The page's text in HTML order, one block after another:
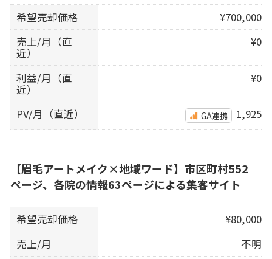
希望売却価格
¥700,000
売上/月（直
近）
¥0
利益/月（直
近）
¥0
PV/月（直近） GA連携 1,925
【眉毛アートメイク×地域ワード】市区町村552
ページ、各院の情報63ページによる集客サイト
希望売却価格
¥80,000
売上/月
不明